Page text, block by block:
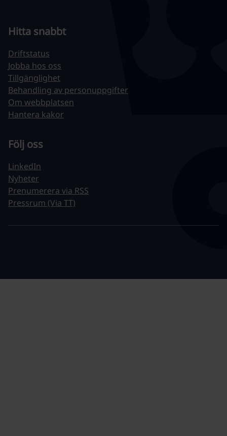
Hitta snabbt
Driftstatus
Jobba hos oss
Tillgänglighet
Behandling av personuppgifter
Om webbplatsen
Hantera kakor
Följ oss
LinkedIn
Nyheter
Prenumerera via RSS
Pressrum (Via TT)